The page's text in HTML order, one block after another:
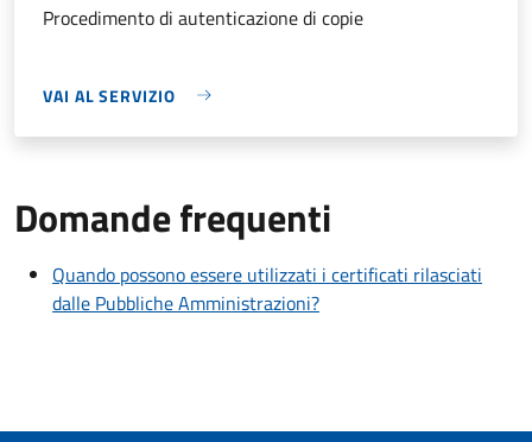
Procedimento di autenticazione di copie
VAI AL SERVIZIO
Domande frequenti
Quando possono essere utilizzati i certificati rilasciati
dalle Pubbliche Amministrazioni?